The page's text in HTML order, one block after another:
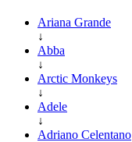
Ariana Grande
↓
Abba
↓
Arctic Monkeys
↓
Adele
↓
Adriano Celentano